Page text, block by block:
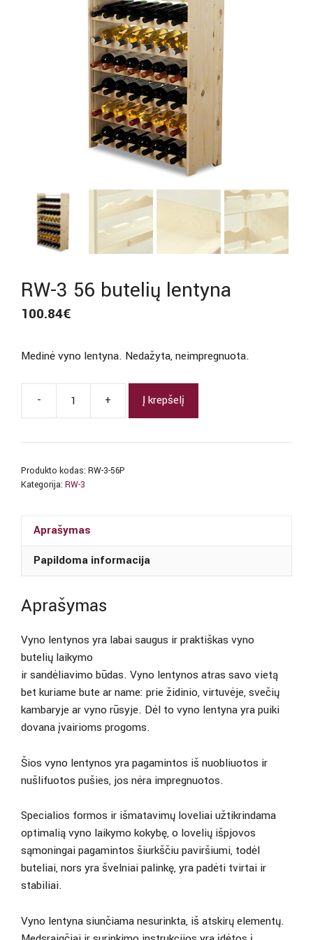
RW-3 56 butelių lentyna
100.84€
Medinė vyno lentyna. Nedažyta, neimpregnuota.
-
produkto
RW-
+ Į krepšelį
Produkto kodas: RW-3-56P
Kategorija: RW-3
Aprašymas
Papildoma informacija
Aprašymas
Vyno lentynos yra labai saugus ir praktiškas vyno
butelių laikymo
ir sandėliavimo būdas. Vyno lentynos atras savo vietą
bet kuriame bute ar name: prie židinio, virtuvėje, svečių
kambaryje ar vyno rūsyje. Dėl to vyno lentyna yra puiki
dovana įvairioms progoms.
Šios vyno lentynos yra pagamintos iš nuobliuotos ir
nušlifuotos pušies, jos nėra impregnuotos.
Specialios formos ir išmatavimų loveliai užtikrindama
optimalią vyno laikymo kokybę, o lovelių išpjovos
sąmoningai pagamintos šiurkščiu paviršiumi, todėl
buteliai, nors yra švelniai palinkę, yra padėti tvirtai ir
stabiliai.
Vyno lentyna siunčiama nesurinkta, iš atskirų elementų.